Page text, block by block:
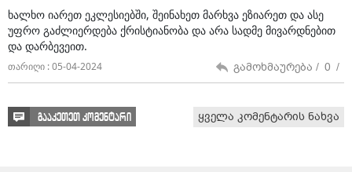
აღავლინოს.
ვიდეო:"სამხრეთის კარიბჭე"
ხალხო იარეთ ეკლესიებში, შეინახეთ მარხვა ეზიარეთ და ასე
უფრო გაძლიერდება ქრისტიანობა და არა სადმე მივარდნებით
და დარბევეით.
თარიღი : 05-04-2024 გამოხმაურება / 0 /
გააკეთეთ კომენტარი ყველა კომენტარის ნახვა